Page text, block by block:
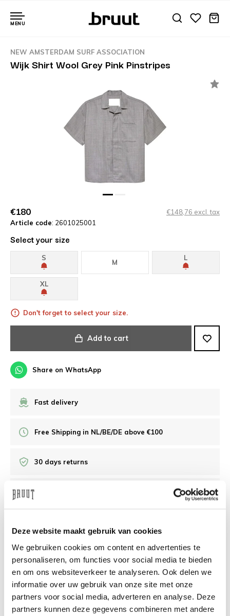
Deze website maakt gebruik van cookies
We gebruiken cookies om content en advertenties te
personaliseren, om functies voor social media te bieden
en om ons websiteverkeer te analyseren. Ook delen we
informatie over uw gebruik van onze site met onze
partners voor social media, adverteren en analyse. Deze
partners kunnen deze gegevens combineren met andere
MENU
NEW AMSTERDAM SURF ASSOCIATION
Wijk Shirt Wool Grey Pink Pinstripes
€180
€148,76 excl. tax
Article code: 2601025001
Select your size
S
M
L
XL
Don't forget to select your size.
Add to cart
Share on WhatsApp
Fast delivery
Free Shipping in NL/BE/DE above €100
30 days returns
Need help?We're glad to help
info@bruut.nl Live chat Whatsapp
About this product
Shipment and returns